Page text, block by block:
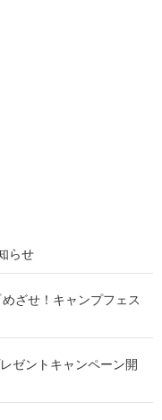
らせ
ざせ！キャンプフェス
ゼントキャンペーン開